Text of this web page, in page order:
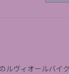
ルヴィオールバイ